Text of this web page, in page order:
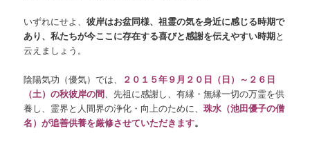
いずれにせよ、彼岸はお盆同様、祖霊の気を身近に感じる時期で
あり、私たちが今ここに存在する喜びと感謝を伝えやすい時期と
云えましょう。
陰陽気功（優気）では、
２０１５年９月２０日（日）～２６日
（土）の秋彼岸の間、先祖に感謝し、有縁・無縁一切の万霊を供
養し、霊界と人間界の浄化・向上のために、珠水（池田優子の僧
名）が追善供養を厳修させていただきます。